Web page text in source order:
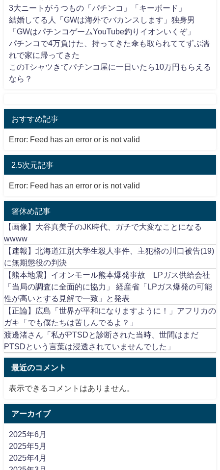
3大ニートがうつもの「パチンコ」「キーボード」
結婚してる人「GWは海外でバカンスします」独身男
「GWはパチンコゲームYouTube釣りイオンいくぞ」
パチンコで4万負けた、持ってきた傘も取られててずぶ濡
れで家に帰ってきた
このTシャツきてパチンコ屋に一日いたら10万円もらえる
なら？
おすすめ記事
Error: Feed has an error or is not valid
2.5次元記事
Error: Feed has an error or is not valid
箸休め記事
【画像】大谷真美子のJK時代、ガチで大変なことになる
wwww
【速報】北海道江別大学生殺人事件、主犯格の川口被告(19)
に無期懲役の判決
【熊本地震】イオンモール熊本爆発事故 LPガス供給会社
「当局の調査に全面的に協力」 経産省「LPガス爆発の可能
性が高いとする見解で一致」と発表
【正論】広島「世界が平和になりますように！」アフリカの
ガキ「でも僕たちは苦しんでるよ？」
渡邊渚さん「私がPTSDと診断された当時、世間はまだ
PTSDという言葉は浸透されていませんでした」
最近のコメント
表示できるコメントはありません。
アーカイブ
2025年6月
2025年5月
2025年4月